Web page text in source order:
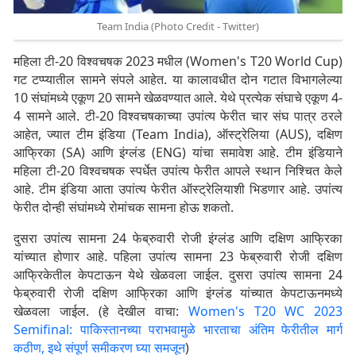
Team India (Photo Credit - Twitter)
महिला टी-20 विश्वचषक 2023 मधील (Women's T20 World Cup)
गट टप्प्यातील सामने संपले आहेत. या कालावधीत दोन गटात विभागलेल्या
10 संघांमध्ये एकूण 20 सामने खेळवण्यात आले. येथे प्रत्येक संघाचे एकूण 4-
4 सामने आले. टी-20 विश्वचषकाच्या उपांत्य फेरीत चार संघ पात्र ठरले
आहेत, ज्यात टीम इंडिया (Team India), ऑस्ट्रेलिया (AUS), दक्षिण
आफ्रिका (SA) आणि इंग्लंड (ENG) यांचा समावेश आहे. टीम इंडियाने
महिला टी-20 विश्वचषक स्पर्धेत उपांत्य फेरीत आपले स्थान निश्चित केले
आहे. टीम इंडिया आता उपांत्य फेरीत ऑस्ट्रेलियाशी भिडणार आहे. उपांत्य
फेरीत दोन्ही संघांमध्ये रोमांचक सामना होऊ शकतो.
दुसरा उपांत्य सामना 24 फेब्रुवारी रोजी इंग्लंड आणि दक्षिण आफ्रिका
यांच्यात होणार आहे. पहिला उपांत्य सामना 23 फेब्रुवारी रोजी दक्षिण
आफ्रिकेतील केपटाऊन येथे खेळवला जाईल. दुसरा उपांत्य सामना 24
फेब्रुवारी रोजी दक्षिण आफ्रिका आणि इंग्लंड यांच्यात केपटाऊनमध्ये
खेळवला जाईल. (हे देखील वाचा: Women's T20 WC 2023
Semifinal: पाकिस्तानच्या पराभवामुळे भारताचा अंतिम फेरीतील मार्ग
कठीण, इथे संपूर्ण समीकरण घ्या समजून)